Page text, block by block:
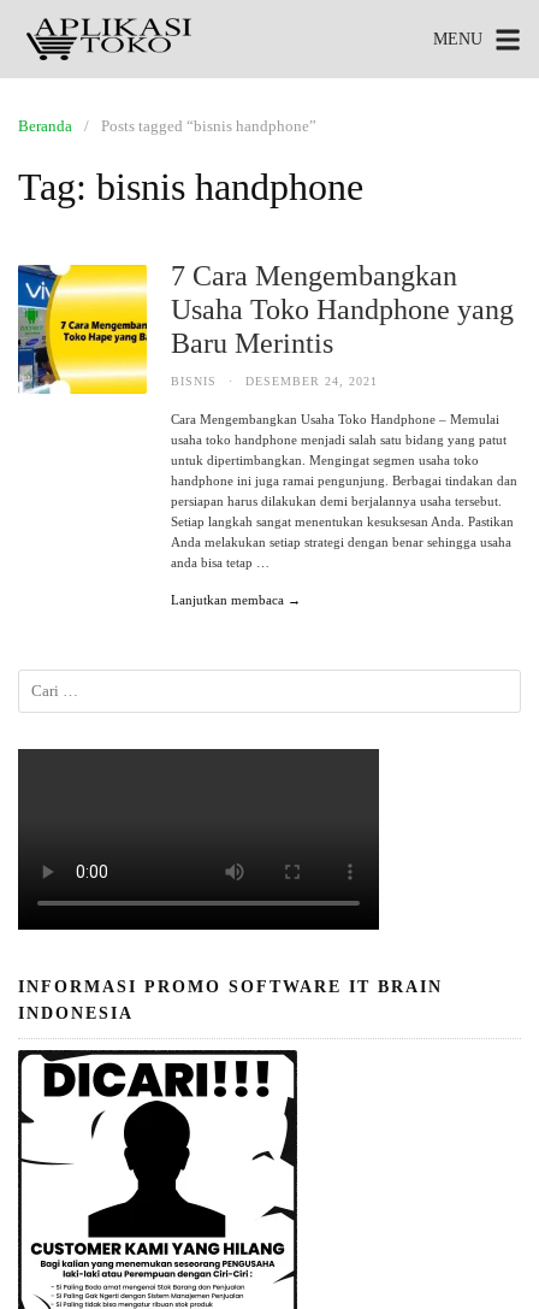
MENU
Beranda Posts tagged “bisnis handphone”
Tag: bisnis handphone
7 Cara Mengembangkan
Usaha Toko Handphone yang
Baru Merintis
BISNIS · DESEMBER 24, 2021
Cara Mengembangkan Usaha Toko Handphone – Memulai
usaha toko handphone menjadi salah satu bidang yang patut
untuk dipertimbangkan. Mengingat segmen usaha toko
handphone ini juga ramai pengunjung. Berbagai tindakan dan
persiapan harus dilakukan demi berjalannya usaha tersebut.
Setiap langkah sangat menentukan kesuksesan Anda. Pastikan
Anda melakukan setiap strategi dengan benar sehingga usaha
anda bisa tetap …
Lanjutkan membaca →
INFORMASI PROMO SOFTWARE IT BRAIN
INDONESIA